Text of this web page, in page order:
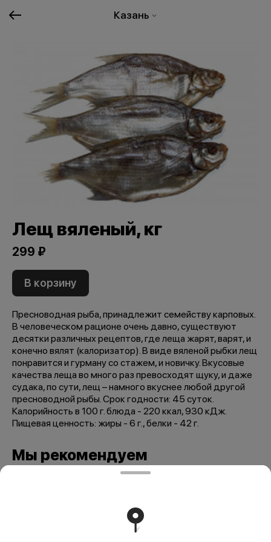
Казань
Лещ вяленый, кг
299 ₽
В корзину
Пресноводная рыба, принадлежит семейству карповых.
В человеческом рационе очень давно, существуют
десятки различных рецептов, где леща жарят, варят, и
конечно вялят (калоризатор). В виде вяленой рыбки лещ
понравится и гурману со стажем, и новичку. Вкусовые
качества леща во много раз превосходят щуку, и даже
судака, по сути, лещ – намного вкуснее любой другой
пресноводной рыбы. Срок годности: 45 суток.
Калорийность в 100 г. блюда - 220 ккал, 930 кДж.
Пищевая ценность: жиры - 6 г., белки - 42 г.
Мы рекомендуем